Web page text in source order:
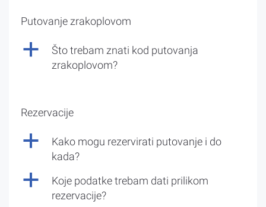
Putovanje zrakoplovom
a
Što trebam znati kod putovanja
zrakoplovom?
Rezervacije
a
Kako mogu rezervirati putovanje i do
kada?
a
Koje podatke trebam dati prilikom
rezervacije?